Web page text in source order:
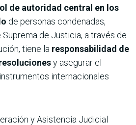
de autoridad central en los
de personas condenadas,
de Justicia, a través de
tiene la responsabilidad de
y asegurar el
internacionales
y Asistencia Judicial